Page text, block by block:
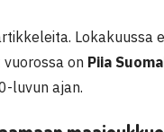
Lokakuussa
vuorossa on Piia
luvun ajan.